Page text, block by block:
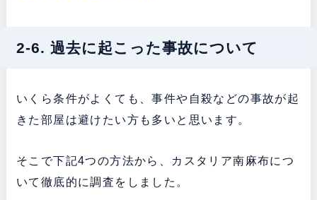
2-6. 過去に起こった事故について
いくら条件がよくても、事件や自殺などの事故が起
きた部屋は避けたい方も多いと思います。
そこで下記4つの方法から、カスタリア南麻布につ
いて徹底的に調査をしました。